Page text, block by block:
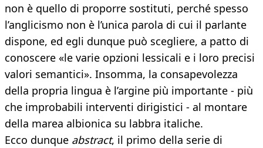
non è quello di proporre sostituti, perché spesso
l’anglicismo non è l’unica parola di cui il parlante
dispone, ed egli dunque può scegliere, a patto di
conoscere «le varie opzioni lessicali e i loro precisi
valori semantici». Insomma, la consapevolezza
della propria lingua è l’argine più importante - più
che improbabili interventi dirigistici - al montare
della marea albionica su labbra italiche.
Ecco dunque abstract, il primo della serie di